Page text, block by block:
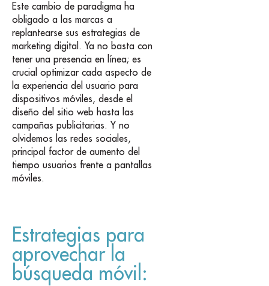
Este cambio de paradigma ha
obligado a las marcas a
replantearse sus estrategias de
marketing digital. Ya no basta con
tener una presencia en línea; es
crucial optimizar cada aspecto de
la experiencia del usuario para
dispositivos móviles, desde el
diseño del sitio web hasta las
campañas publicitarias. Y no
olvidemos las redes sociales,
principal factor de aumento del
tiempo usuarios frente a pantallas
móviles.
Estrategias para
aprovechar la
búsqueda móvil: